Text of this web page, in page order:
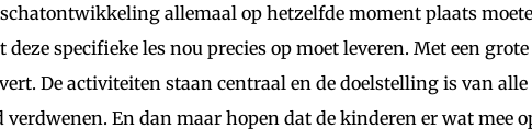
allemaal op hetzelfde moment plaats
specifieke les nou precies op moet leveren. Met een
De activiteiten staan centraal en de doelstelling is van
En dan maar hopen dat de kinderen er wat mee